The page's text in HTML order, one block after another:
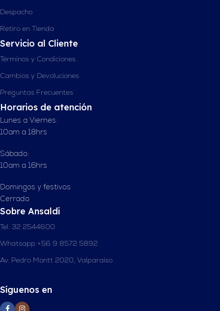
Despacho
Retiro en Tienda
Servicio al Cliente
Términos y Condiciones
Cambios y Devoluciones
Preguntas Frecuentes
Horarios de atención
Lunes a Viernes:
10am a 18hrs
Sábado:
10am a 16hrs
Domingos y festivos
Cerrado
Sobre Ansaldi
Tel. 32 2544600
Whatsapp +56 9 8572 5892
Av. Pedro Montt 2020, Valparaíso
Síguenos en